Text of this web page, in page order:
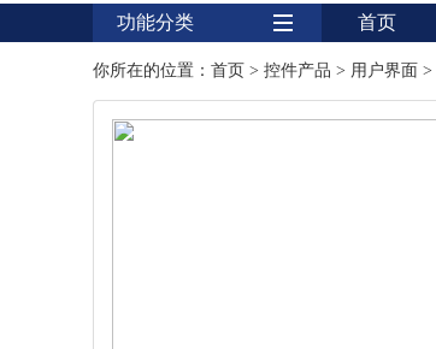
功能分类
用户界面
首页
你所在的位置： 首页 > 控件产品 > 用户界面 >